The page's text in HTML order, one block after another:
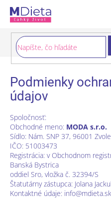
obsah
Podmienky
údajov
Spoločnosť:
Obchodné meno: MODA s.r.o.
Sídlo: Nám. SNP 37, 96001
IČO: 51003473
Registrácia: v Obchodnom
Banská Bystrica
oddiel Sro, vložka č. 32394/S
Štatutárny zástupca: Jolana
Kontaktné údaje: